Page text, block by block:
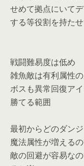
せめて拠点にいて
する等役割を持た
戦闘難易度は低め
雑魚敵は有利属性
ボスも異常回復ア
勝てる範囲
最初からどのダン
魔法属性が増える
敵の回避が容易な